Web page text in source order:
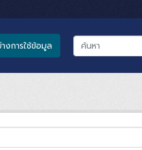
งการใช้ข้อมูล